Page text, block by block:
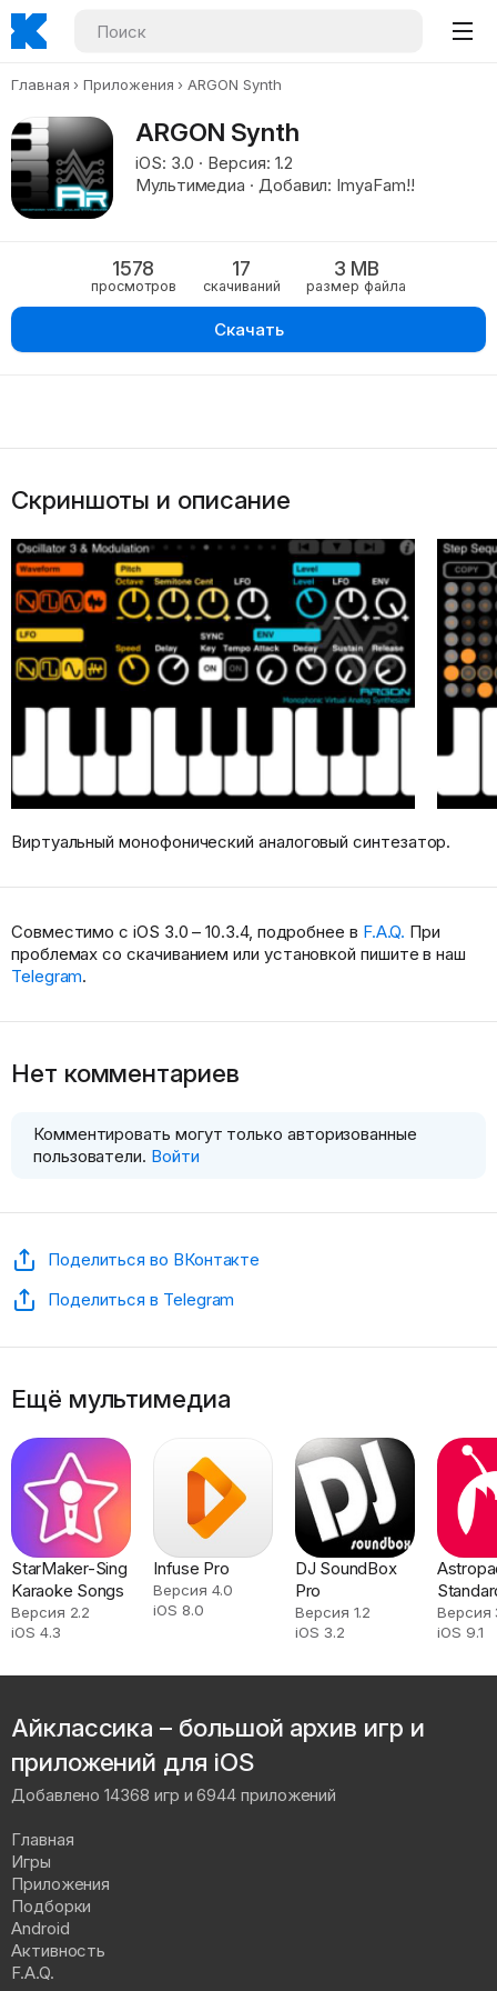
Главная Приложения ARGON Synth
ARGON Synth
iOS: 3.0 · Версия: 1.2
Мультимедиа · Добавил: ImyaFam!!
1578
просмотров
17
скачиваний
3 MB
размер файла
Скачать
Скриншоты и описание
Виртуальный монофонический аналоговый синтезатор.
Совместимо с iOS 3.0 – 10.3.4, подробнее в F.A.Q. При
проблемах со скачиванием или установкой пишите в наш
Telegram.
Нет комментариев
Комментировать могут только авторизованные
пользователи. Войти
Поделиться во ВКонтакте
Поделиться в Telegram
Ещё мультимедиа
StarMaker-Sing
Karaoke Songs
Версия 2.2
iOS 4.3
Infuse Pro
Версия 4.0
iOS 8.0
DJ SoundBox
Pro
Версия 1.2
iOS 3.2
Версия
iOS 9.1
Айклассика – большой архив игр и
приложений для iOS
Добавлено 14368 игр и 6944 приложений
Главная
Игры
Приложения
Подборки
Android
Активность
F.A.Q.